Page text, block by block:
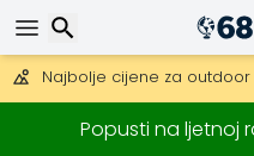
Mogućnost slanja DHL
30 dana za povrat, 90
Najbolje cijene za
Popusti na ljetnoj
Traži